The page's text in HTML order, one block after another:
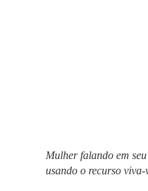
Mulher falando em
usando o recurso viva-